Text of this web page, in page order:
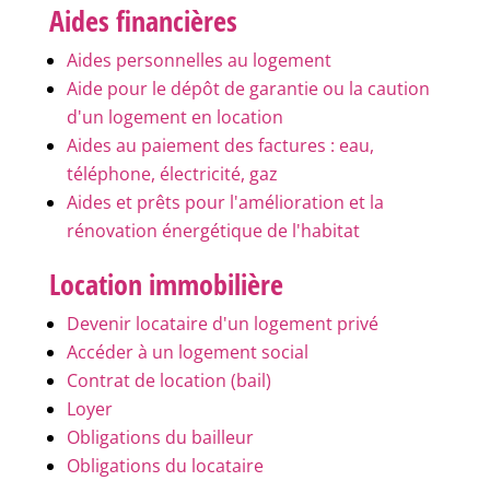
Aides financières
Aides personnelles au logement
Aide pour le dépôt de garantie ou la caution
d'un logement en location
Aides au paiement des factures : eau,
téléphone, électricité, gaz
Aides et prêts pour l'amélioration et la
rénovation énergétique de l'habitat
Location immobilière
Devenir locataire d'un logement privé
Accéder à un logement social
Contrat de location (bail)
Loyer
Obligations du bailleur
Obligations du locataire